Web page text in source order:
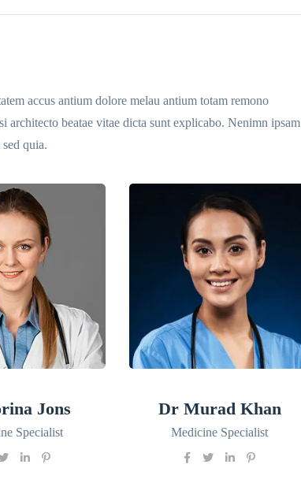
accus antium dolore melau antium totam remono
architecto beatae vitae dicta sunt explicabo. Nenimn ipsam
quia.
Jons
Specialist
Dr Murad Khan
Medicine Specialist